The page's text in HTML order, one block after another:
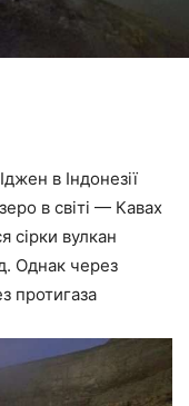
в Індонезії
в світі — Кавах
сірки вулкан
Однак через
протигаза